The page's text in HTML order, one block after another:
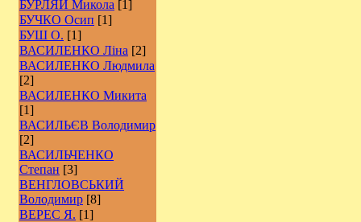
БУРЛЯЙ Микола [1]
БУЧКО Осип [1]
БУШ О. [1]
ВАСИЛЕНКО Ліна [2]
ВАСИЛЕНКО Людмила
[2]
ВАСИЛЕНКО Микита
[1]
ВАСИЛЬЄВ Володимир
[2]
ВАСИЛЬЧЕНКО
Степан [3]
ВЕНГЛОВСЬКИЙ
Володимир [8]
ВЕРЕС Я. [1]